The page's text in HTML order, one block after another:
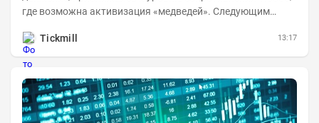
где возможна активизация «медведей». Следующим
Tickmill
13:17